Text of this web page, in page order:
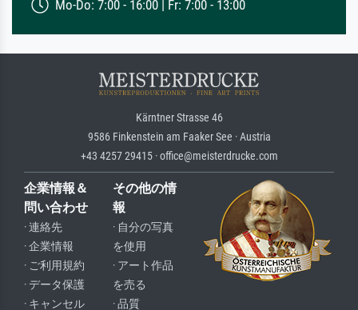
Mo-Do: 7:00 - 16:00 | Fr: 7:00 - 13:00
Kärntner Strasse 46
9586 Finkenstein am Faaker See · Austria
+43 4257 29415 · office@meisterdrucke.com
企業情報＆
問い合わせ
· 連絡先
· 企業情報
· ご利用規約
· データ保護
· キャンセル
その他の情
報
· 自分の写真
を使用
· アート作品
を売る
· 品質